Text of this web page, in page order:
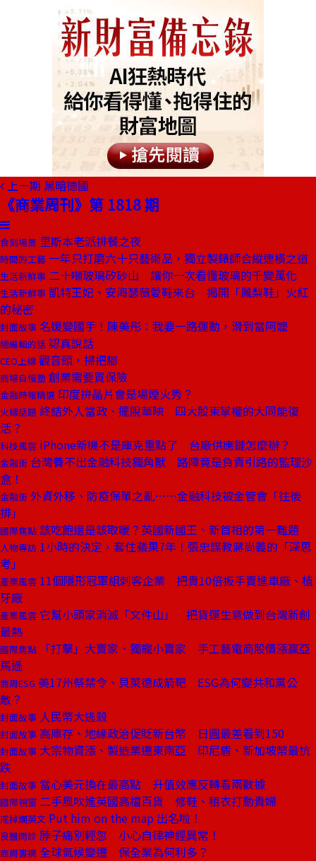
上一期 黑暗德國
《商業周刊》第 1818 期
食刻場景 里斯本老派排餐之夜
時間的工藝 一年只打磨六十只藝術品，獨立製錶師合縱連橫之道
生活新鮮事 二十噸玻璃矽砂山 讓你一次看懂玻璃的千變萬化
生活新鮮事 凱特王妃、安海瑟薇愛鞋來台 揭開「鳳梨鞋」火紅
的秘密
封面故事 名媛變國手！陳美彤：我要一路運動，滑到當阿嬤
總編輯的話 認真說話
CEO上線 觀音頭，掃把腳
商場自慢塾 創業需要買保險
金融時報精選 印度拚晶片會是場煙火秀？
火線話題 終結外人當政、擺脫華映 四大股東掌權的大同能復
活？
科技風雲 iPhone新機不是庫克重點了 台廠供應鏈怎麼辦？
金融街 台灣養不出金融科技獨角獸 路障竟是負責引路的監理沙
盒！
金融街 外資外移、防疫保單之亂⋯⋯金融科技被金管會「往後
排」
國際焦點 該吃飽還是該取暖？英國新國王、新首相的第一難題
人物專訪 1小時的決定，套住蘋果7年！張忠謀教蔣尚義的「深思
考」
產業風雲 11個隱形冠軍組刺客企業 把貴10倍扳手賣進車廠、植
牙廠
產業風雲 它幫小頭家消滅「文件山」 把貨運生意做到台灣新創
最熱
國際焦點
「打擊」大賣家、獨寵小賣家 手工藝電商股價漲贏亞
馬遜
商周ESG 美17州祭禁令、貝萊德成箭靶 ESG為何變共和黨公
敵？
封面故事 人民幣大逃殺
封面故事 高庫存、地緣政治促貶新台幣 日圓最差看到150
封面故事 大宗物資漲、製造業遷東南亞 印尼盾、新加坡幣最抗
跌
封面故事 當心美元換在最高點 升值效應反轉看兩數據
國際視窗 二手風吹進英國高檔百貨 修鞋、租衣打動貴婦
戒掉爛英文 Put him on the map 出名啦！
良醫問診 脖子痛別輕忽 小心自律神經異常！
商周書摘 全球氣候變遷 保全業為何利多？